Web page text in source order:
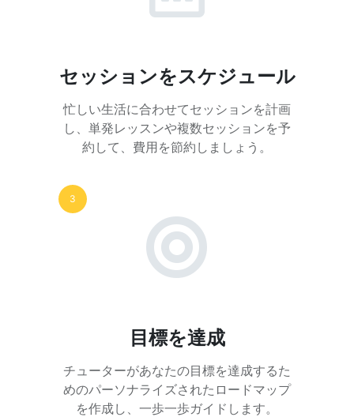
セッションをスケジュール
忙しい生活に合わせてセッションを計画
し、単発レッスンや複数セッションを予
約して、費用を節約しましょう。
3
目標を達成
チューターがあなたの目標を達成するた
めのパーソナライズされたロードマップ
を作成し、一歩一歩ガイドします。